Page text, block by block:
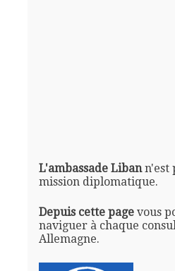
L'ambassade Libann'est
mission diplomatique.
Depuis cette pagevous
naviguer à chaque
Allemagne.